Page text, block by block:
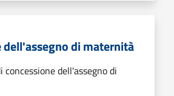
dell'assegno di maternità
concessione dell'assegno di